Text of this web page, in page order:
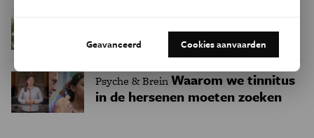
insecten in de winter?
Psyche & BreinWaarom we tinnitus
in de hersenen moeten zoeken
Geavanceerd Cookies aanvaarden